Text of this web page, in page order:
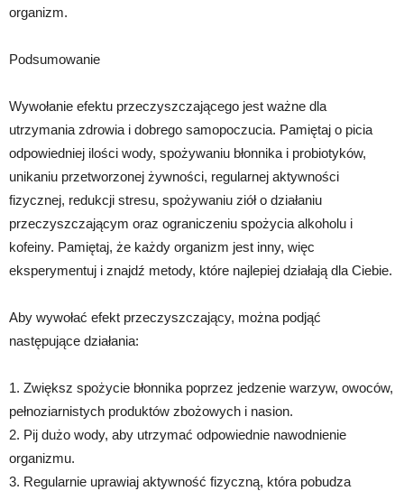
organizm.
Podsumowanie
Wywołanie efektu przeczyszczającego jest ważne dla
utrzymania zdrowia i dobrego samopoczucia. Pamiętaj o picia
odpowiedniej ilości wody, spożywaniu błonnika i probiotyków,
unikaniu przetworzonej żywności, regularnej aktywności
fizycznej, redukcji stresu, spożywaniu ziół o działaniu
przeczyszczającym oraz ograniczeniu spożycia alkoholu i
kofeiny. Pamiętaj, że każdy organizm jest inny, więc
eksperymentuj i znajdź metody, które najlepiej działają dla Ciebie.
Aby wywołać efekt przeczyszczający, można podjąć
następujące działania:
1. Zwiększ spożycie błonnika poprzez jedzenie warzyw, owoców,
pełnoziarnistych produktów zbożowych i nasion.
2. Pij dużo wody, aby utrzymać odpowiednie nawodnienie
organizmu.
3. Regularnie uprawiaj aktywność fizyczną, która pobudza